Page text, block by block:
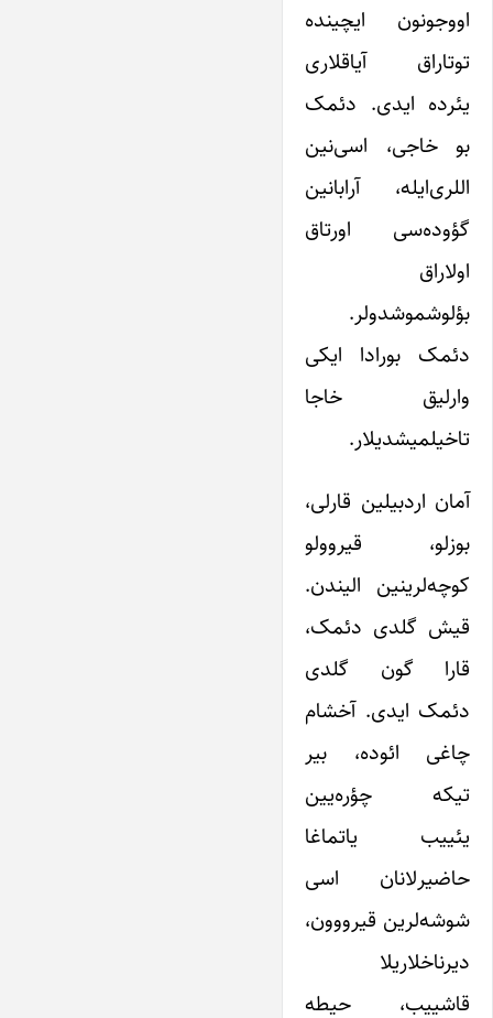
اووجونون ایچینده
توتاراق آیاقلاری
یئرده ایدی. دئمک
بو خاجی، اسی‌نین
اللری‌ایله، آرابانین
گؤوده‌سی اورتاق
اولاراق
بؤلوشموشدولر.
دئمک بورادا ایکی
وارلیق خاجا
تاخیلمیشدیلار.
آمان اردبیلین قارلی،
بوزلو، قیروولو
کوچه‌لرینین الیندن.
قیش گلدی دئمک،
قارا گون گلدی
دئمک ایدی. آخشام
چاغی ائوده، بیر
تیکه چؤره‌یین
یئییب یاتماغا
حاضیرلانان اسی
شوشه‌لرین قیرووون،
دیرناخلاریلا
قاشییب، حیطه